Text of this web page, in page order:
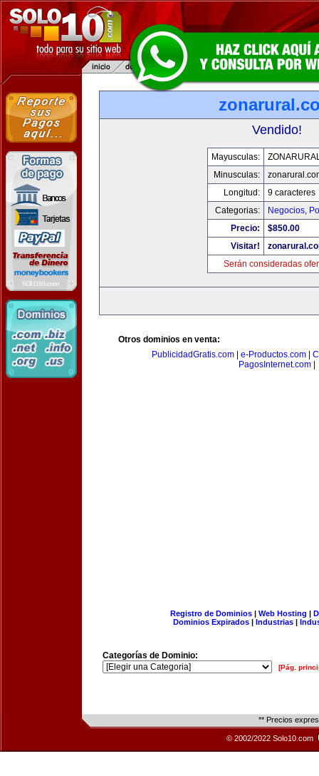
Vendido!
Mayusculas:
Minusculas:
Longitud:
9 caracteres
Categorias:
Negocios,
Precio:
$850.00
Visitar!
Serán consideradas
Otros dominios en venta:
PublicidadGratis.com
e-Productos.com
PagosInternet.com
Registro de Dominios| Web Hosting |
Dominios Expirados | Industrias |
Categorías de Dominio:
[Pág.
** Precios
© 2002/2022 Solo10.com